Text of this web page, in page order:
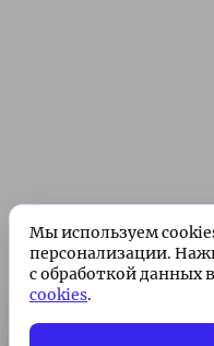
Подписка без
Мы используем
персонализации.
с обработкой данных
cookies.